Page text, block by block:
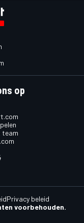
op
team
voorbehouden.
Privacy beleid